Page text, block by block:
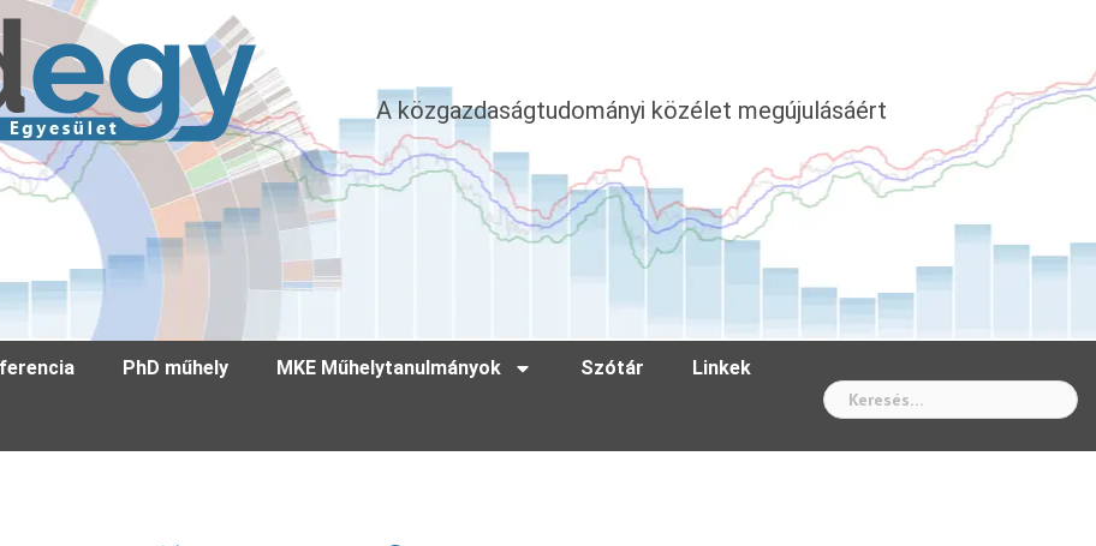
A közgazdaságtudományi közélet megújulásáért
PhD műhely MKE Műhelytanulmányok Szótár Linkek